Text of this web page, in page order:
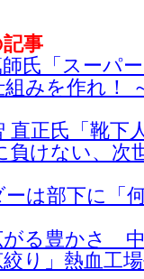
事
氏「スーパ
みを作れ！
直正氏「靴下
負けない、次
は部下に「
がる豊かさ
絞り」熱血工